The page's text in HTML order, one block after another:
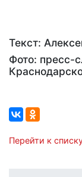
Текст:
Фото: пресс-
Перейти к